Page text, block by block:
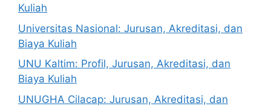
Kuliah
Universitas Nasional: Jurusan, Akreditasi, dan
Biaya Kuliah
UNU Kaltim: Profil, Jurusan, Akreditasi, dan
Biaya Kuliah
UNUGHA Cilacap: Jurusan, Akreditasi, dan